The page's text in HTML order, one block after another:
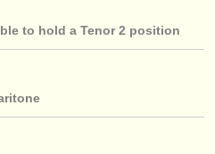
to hold a Tenor 2 position